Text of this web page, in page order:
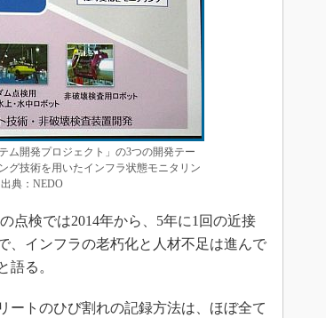
ム開発プロジェクト」の3つの開発テー
グ技術を用いたインフラ状態モニタリン
典：NEDO
点検では2014年から、5年に1回の近接
、インフラの老朽化と人材不足は進んで
語る。
トのひび割れの記録方法は、ほぼ全て